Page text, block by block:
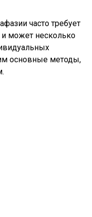
часто требует
и может несколько
основные методы,